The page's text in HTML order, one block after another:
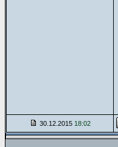
30.12.2015 18:02